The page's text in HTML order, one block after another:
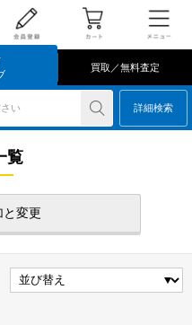
買取／無料査定
い 詳細検索
覧
と変更